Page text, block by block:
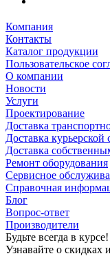
Компания
Контакты
Каталог продукции
Пользовательское
О компании
Новости
Услуги
Проектирование
Доставка
Доставка курьерской
Доставка
Ремонт оборудования
Сервисное
Справочная
Блог
Вопрос-ответ
Производители
Будьте всегда в курсе!
Узнавайте о скидках